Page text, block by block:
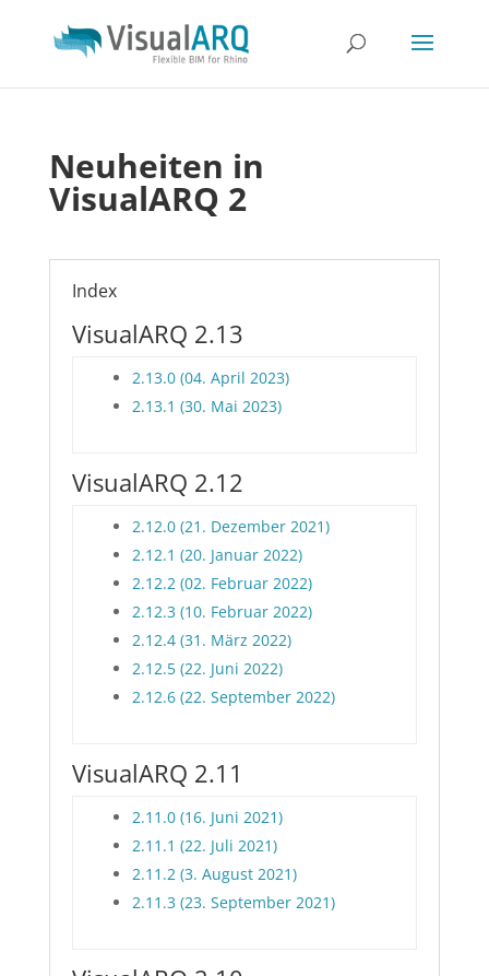
Neuheiten in
VisualARQ 2
Index
VisualARQ 2.13
2.13.0 (04. April 2023)
2.13.1 (30. Mai 2023)
VisualARQ 2.12
2.12.0 (21. Dezember 2021)
2.12.1 (20. Januar 2022)
2.12.2 (02. Februar 2022)
2.12.3 (10. Februar 2022)
2.12.4 (31. März 2022)
2.12.5 (22. Juni 2022)
2.12.6 (22. September 2022)
VisualARQ 2.11
2.11.0 (16. Juni 2021)
2.11.1 (22. Juli 2021)
2.11.2 (3. August 2021)
2.11.3 (23. September 2021)